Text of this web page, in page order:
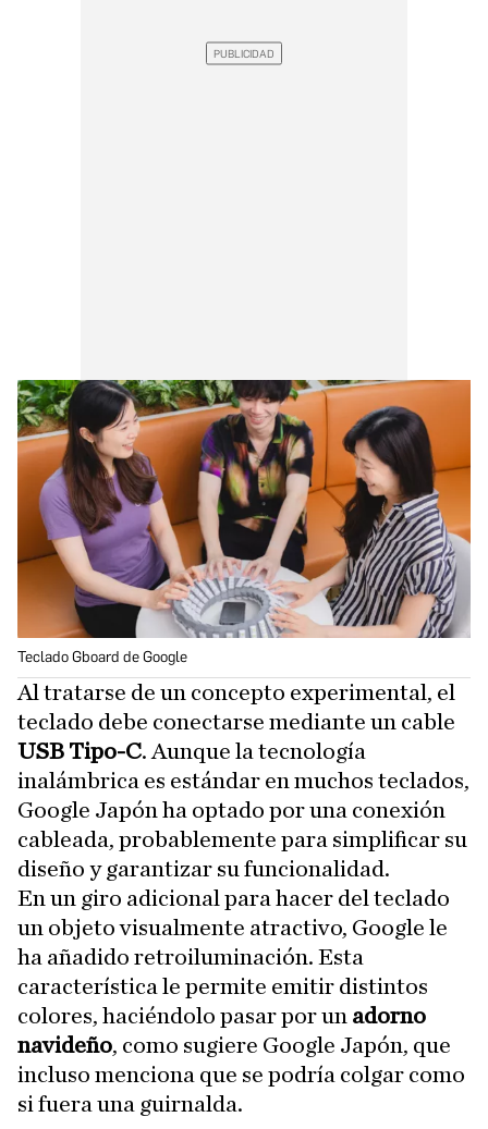
Teclado Gboard de Google
Al tratarse de un concepto experimental, el
teclado debe conectarse mediante un cable
USB Tipo-C. Aunque la tecnología
inalámbrica es estándar en muchos teclados,
Google Japón ha optado por una conexión
cableada, probablemente para simplificar su
diseño y garantizar su funcionalidad.
En un giro adicional para hacer del teclado
un objeto visualmente atractivo, Google le
ha añadido retroiluminación. Esta
característica le permite emitir distintos
colores, haciéndolo pasar por un adorno
navideño, como sugiere Google Japón, que
incluso menciona que se podría colgar como
si fuera una guirnalda.